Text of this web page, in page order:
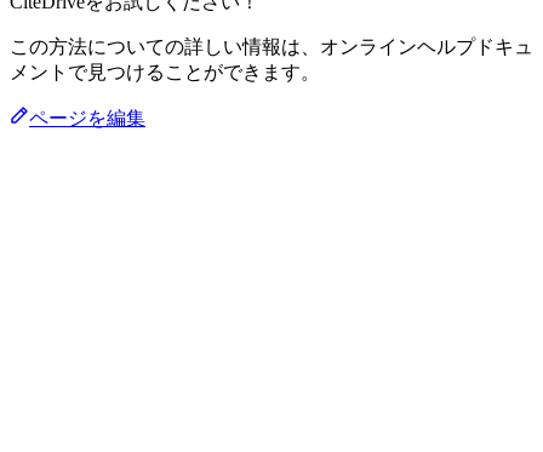
この方法についての詳しい情報は、オンラインヘルプドキュ
メントで見つけることができます。
ページを編集